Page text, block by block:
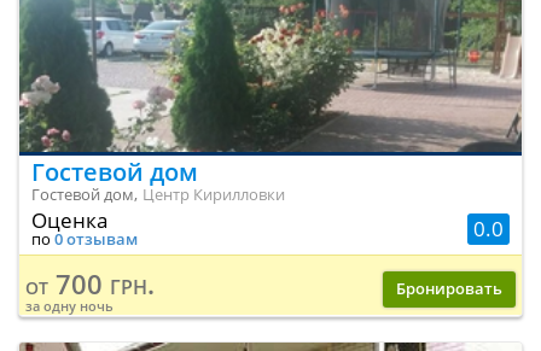
Гостевой дом
Гостевой дом, Центр Кирилловки
0.0
Оценка
по 0 отзывам
от 700 грн.
за одну ночь
Бронировать